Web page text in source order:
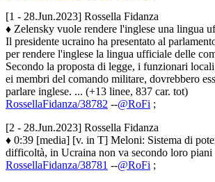
[1 - 28.Jun.2023] Rossella Fidanza
♦ Zelensky vuole rendere l'inglese una lingua
Il presidente ucraino ha presentato al
per rendere l'inglese la lingua ufficiale delle
Secondo la proposta di legge, i funzionari
ei membri del comando militare, dovrebbero
parlare inglese. ... (+13 linee, 837 car. tot)
RossellaFidanza/38782 --@RoFi ;
[2 - 28.Jun.2023] Rossella Fidanza
♦ 0:39 [media] [v. in T] Meloni: Sistema di
difficoltà, in Ucraina non va secondo loro piani
RossellaFidanza/38781 --@RoFi ;